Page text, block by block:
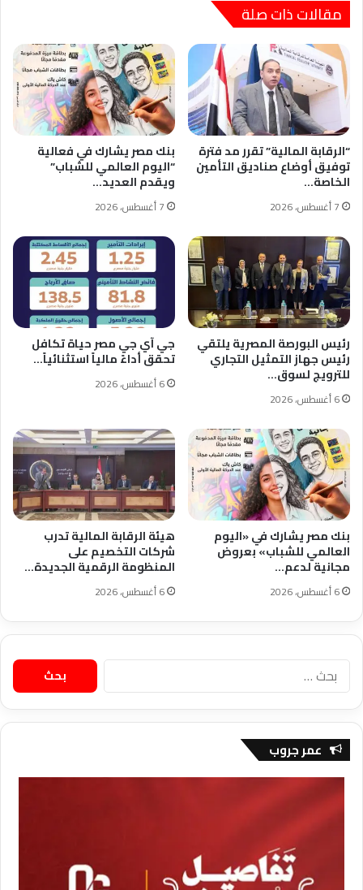
مقالات ذات صلة
“الرقابة المالية” تقرر مد فترة
توفيق أوضاع صناديق التأمين
الخاصة…
7 أغسطس، 2026
بنك مصر يشارك في فعالية
“اليوم العالمي للشباب”
ويقدم العديد…
7 أغسطس، 2026
رئيس البورصة المصرية يلتقي
رئيس جهاز التمثيل التجاري
للترويج لسوق…
6 أغسطس، 2026
جي آي جي مصر حياة تكافل
تحقق أداءً مالياً استثنائياً…
6 أغسطس، 2026
بنك مصر يشارك في «اليوم
العالمي للشباب» بعروض
مجانية لدعم…
6 أغسطس، 2026
هيئة الرقابة المالية تدرب
شركات التخصيم على
المنظومة الرقمية الجديدة…
6 أغسطس، 2026
البحث
عن:
عمر جروب